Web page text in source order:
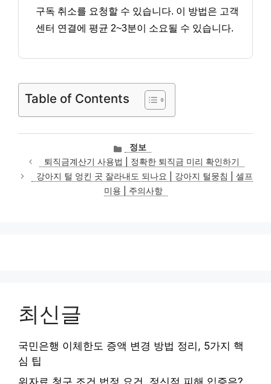
구독 취소를 요청할 수 있습니다. 이 방법은 고객
센터 연결에 평균 2~3분이 소요될 수 있습니다.
Table of Contents
카
테
고
리
정보
퇴직금계산기 사용법 | 정확한 퇴직금 미리 확인하기
강아지 털 엉킨 곳 잘라내도 되나요 | 강아지 털뭉침 | 셀프
미용 | 주의사항
최신글
국민은행 이체한도 증액 변경 방법 정리, 5가지 핵
심 팁
위자료 청구 조건 법정 요건, 정신적 피해 입증은?